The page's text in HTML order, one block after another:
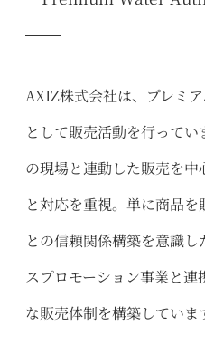
AXIZ株式会社は、プレミ
として販売活動を行って
の現場と連動した販売を
と対応を重視。単に商品
との信頼関係構築を意識
スプロモーション事業と
な販売体制を構築していま